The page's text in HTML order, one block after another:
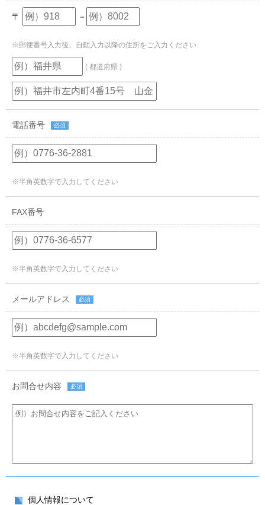
〒 －
※郵便番号入力後、自動入力以降の住所をご入力ください
( 都道府県 )
電話番号 必須
※半角英数字で入力してください
FAX番号
※半角英数字で入力してください
メールアドレス 必須
※半角英数字で入力してください
お問合せ内容 必須
個人情報について